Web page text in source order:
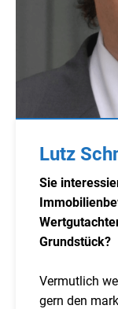
Lutz
Sie
Grundstück?
Vermutlich
gern den